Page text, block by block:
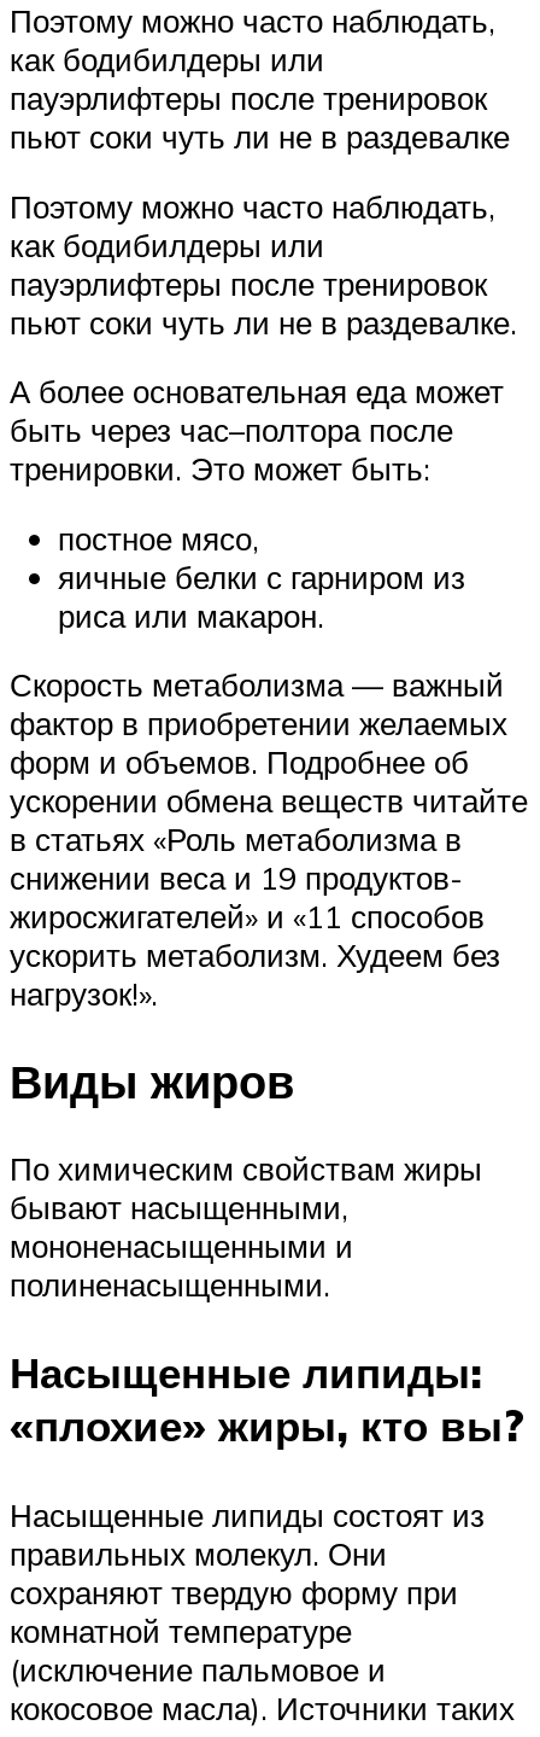
Поэтому можно часто наблюдать,
как бодибилдеры или
пауэрлифтеры после тренировок
пьют соки чуть ли не в раздевалке
Поэтому можно часто наблюдать,
как бодибилдеры или
пауэрлифтеры после тренировок
пьют соки чуть ли не в раздевалке.
А более основательная еда может
быть через час–полтора после
тренировки. Это может быть:
постное мясо,
яичные белки с гарниром из
риса или макарон.
Скорость метаболизма — важный
фактор в приобретении желаемых
форм и объемов. Подробнее об
ускорении обмена веществ читайте
в статьях «Роль метаболизма в
снижении веса и 19 продуктов-
жиросжигателей» и «11 способов
ускорить метаболизм. Худеем без
нагрузок!».
Виды жиров
По химическим свойствам жиры
бывают насыщенными,
мононенасыщенными и
полиненасыщенными.
Насыщенные липиды:
«плохие» жиры, кто вы?
Насыщенные липиды состоят из
правильных молекул. Они
сохраняют твердую форму при
комнатной температуре
(исключение пальмовое и
кокосовое масла). Источники таких